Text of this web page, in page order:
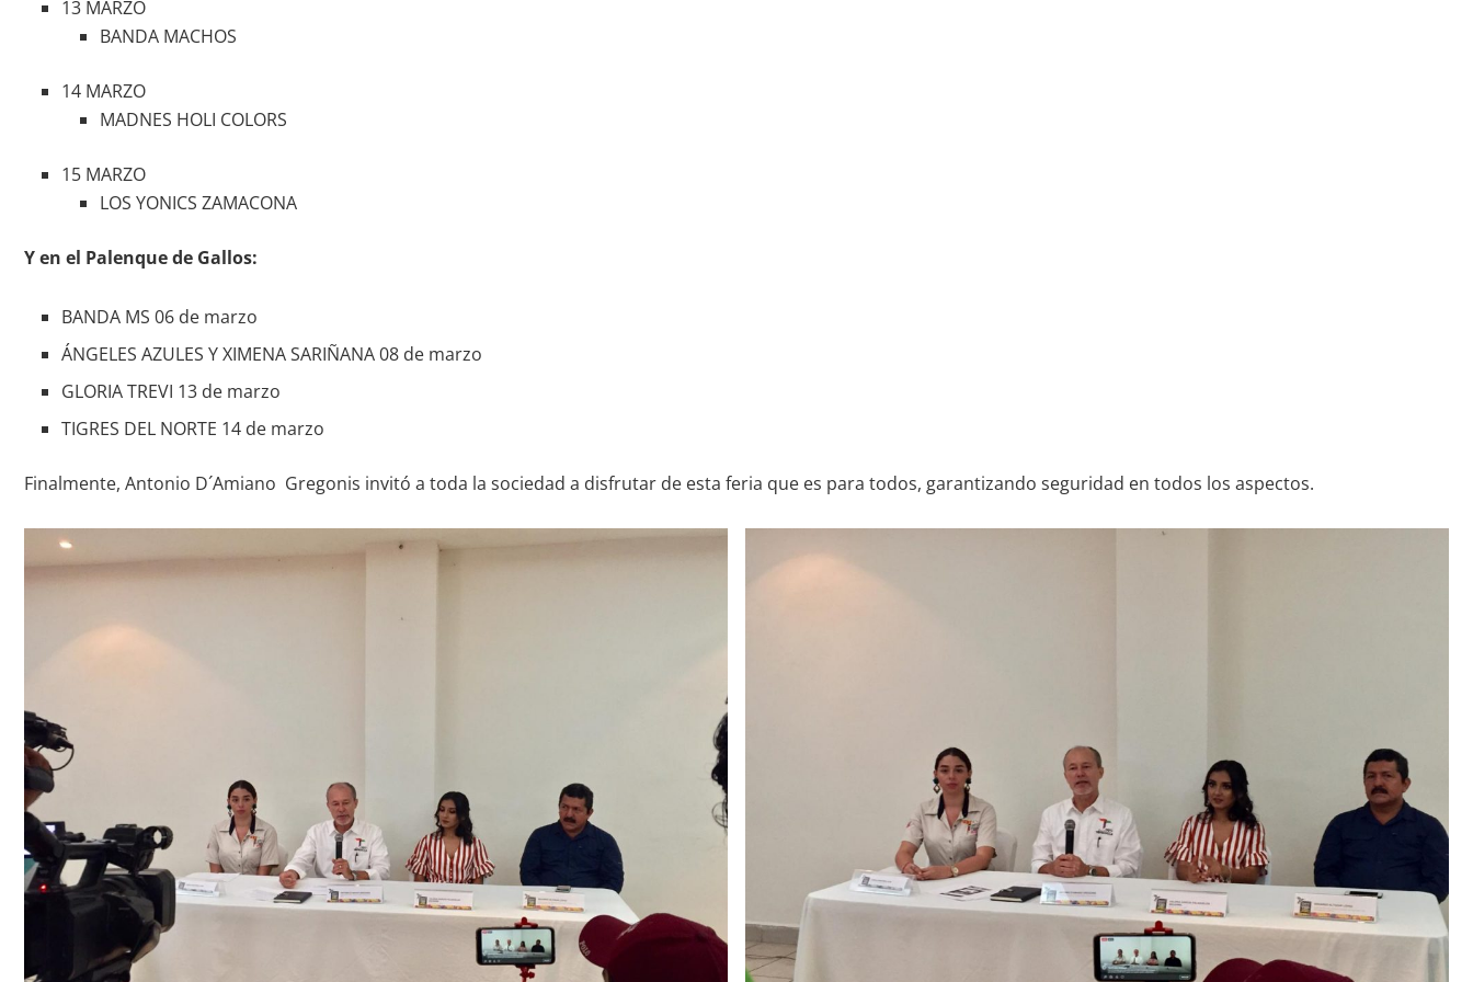
13 MARZO
BANDA MACHOS
14 MARZO
MADNES HOLI COLORS
15 MARZO
LOS YONICS ZAMACONA
Y en el Palenque de Gallos:
BANDA MS 06 de marzo
ÁNGELES AZULES Y XIMENA SARIÑANA 08 de marzo
GLORIA TREVI 13 de marzo
TIGRES DEL NORTE 14 de marzo
Finalmente, Antonio D´Amiano Gregonis invitó a toda la sociedad a disfrutar de esta feria que es para todos, garantizando seguridad en todos los aspectos.